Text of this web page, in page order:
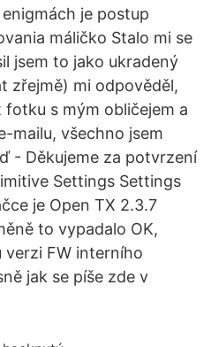
je postup
máličko Stalo mi se
jsem to jako ukradený
zřejmě) mi odpověděl,
s mým obličejem a
mailu, všechno jsem
- Děkujeme za potvrzení
Settings Settings
je Open TX 2.3.7
to vypadalo OK,
FW interního
jak se píše zde v